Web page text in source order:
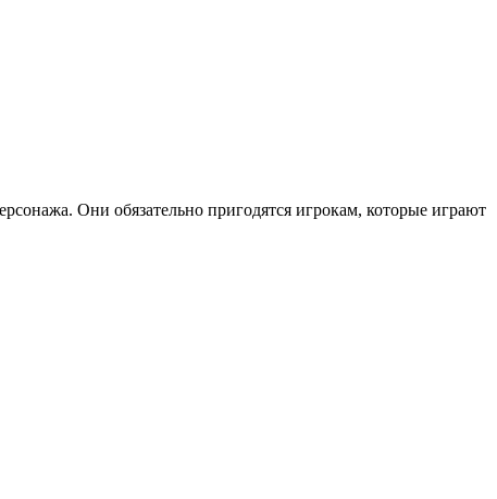
Они обязательно пригодятся игрокам, которые играют